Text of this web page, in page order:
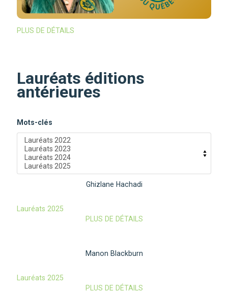
PLUS DE DÉTAILS
Lauréats éditions
antérieures
Mots-clés
Ghizlane Hachadi
Lauréats 2025
PLUS DE DÉTAILS
Manon Blackburn
Lauréats 2025
PLUS DE DÉTAILS